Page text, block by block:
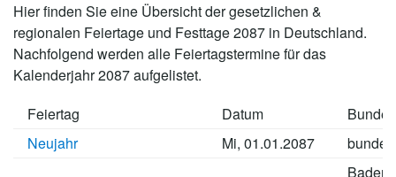
Hier finden Sie eine Übersicht der gesetzlichen &
regionalen Feiertage und Festtage 2087 in Deutschland.
Nachfolgend werden alle Feiertagstermine für das
Kalenderjahr 2087 aufgelistet.
Feiertag
Datum
Neujahr
Mi, 01.01.2087